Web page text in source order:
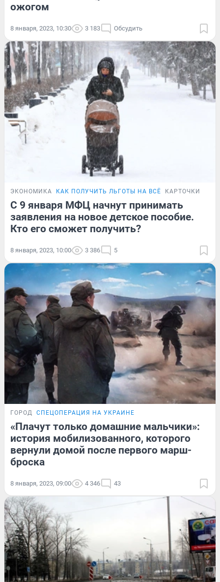
ожогом
8 января, 2023, 10:30 3 183 Обсудить
ЭКОНОМИКА КАК ПОЛУЧИТЬ ЛЬГОТЫ НА ВСЁ КАРТОЧКИ
С 9 января МФЦ начнут принимать
заявления на новое детское пособие.
Кто его сможет получить?
8 января, 2023, 10:00 3 386 5
ГОРОД СПЕЦОПЕРАЦИЯ НА УКРАИНЕ
«Плачут только домашние мальчики»:
история мобилизованного, которого
вернули домой после первого марш-
броска
8 января, 2023, 09:00 4 346 43